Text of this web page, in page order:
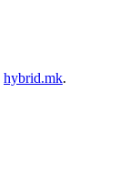
hybrid.mk.